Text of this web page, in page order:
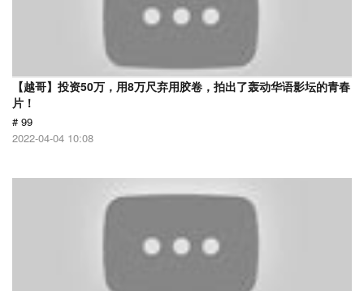
【越哥】投资50万，用8万尺弃用胶卷，拍出了轰动华语影坛的青春
片！
# 99
2022-04-04 10:08